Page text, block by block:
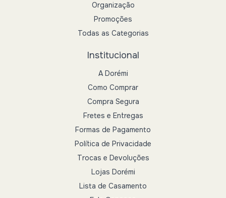
Organização
Promoções
Todas as Categorias
Institucional
A Dorémi
Como Comprar
Compra Segura
Fretes e Entregas
Formas de Pagamento
Política de Privacidade
Trocas e Devoluções
Lojas Dorémi
Lista de Casamento